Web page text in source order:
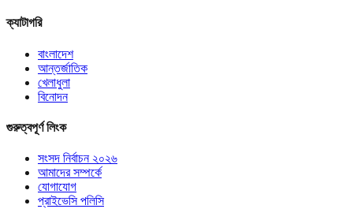
ক্যাটাগরি
বাংলাদেশ
আন্তর্জাতিক
খেলাধুলা
বিনোদন
গুরুত্বপূর্ণ লিংক
সংসদ নির্বাচন ২০২৬
আমাদের সম্পর্কে
যোগাযোগ
প্রাইভেসি পলিসি